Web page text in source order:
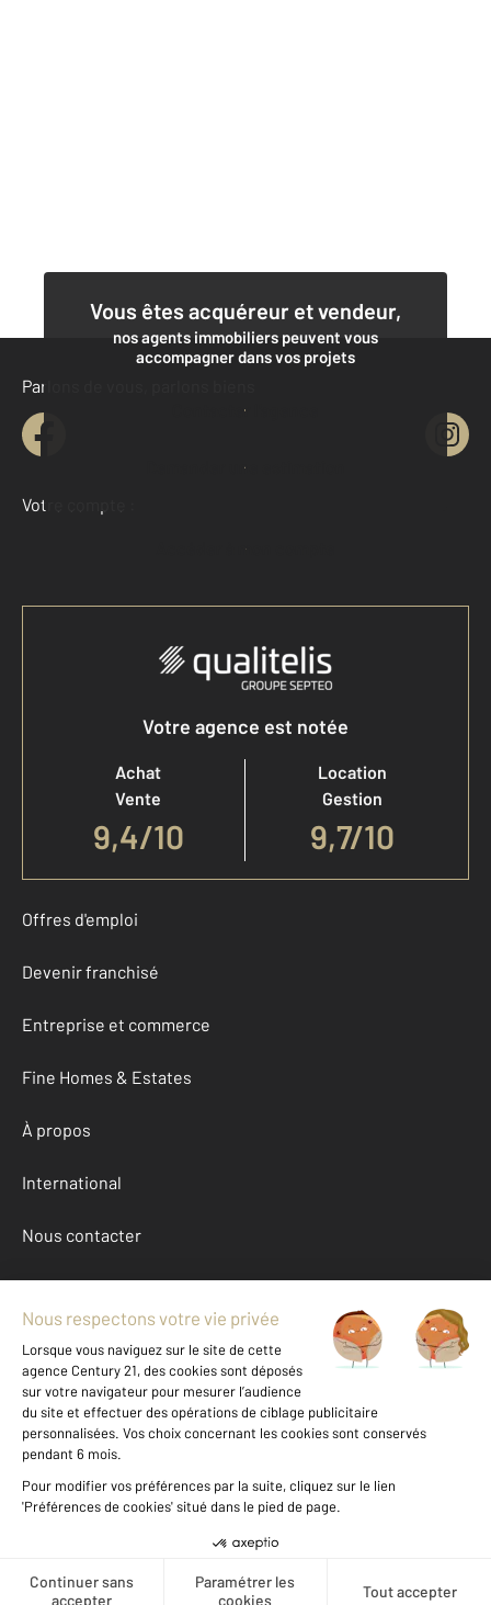
Téléphoner
Vous êtes acquéreur et vendeur,
nos agents immobiliers peuvent vous
accompagner dans vos projets
Contacter l'agence
Demander une estimation
Parlons de vous, parlons biens
Votre compte :
Accéder à mon compte
Votre agence est notée
Achat
Vente
9,4/10
Location
Gestion
9,7/10
Offres d'emploi
Devenir franchisé
Entreprise et commerce
Fine Homes & Estates
À propos
International
Nous contacter
Mentions légales & CGU et Barèmes d'honoraires
Données personnelles
Gestionnaire des cookies
Achat appartement autour de EVIAN LES BAINS (74500)